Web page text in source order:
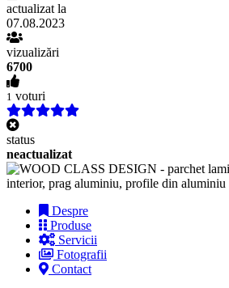
actualizat la
07.08.2023
vizualizări
6700
1 voturi
status
neactualizat
Despre
Produse
Servicii
Fotografii
Contact